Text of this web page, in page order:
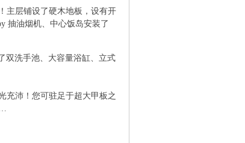
主层铺设了硬木地板，设有开
抽油烟机、中心饭岛安装了
双洗手池、大容量浴缸、立式
充沛！您可驻足于超大甲板之